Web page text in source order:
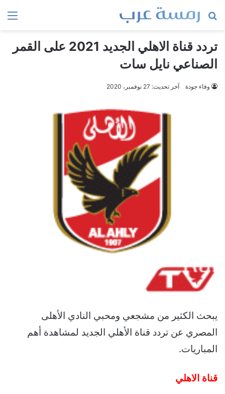
بحث
تردد قناة الاهلي الجديد 2021 على القمر
الصناعي نايل سات
وفاء جودة آخر تحديث: 27 نوفمبر، 2020
يبحث الكثير من مشجعي ومحبي النادي الأهلى
المصري عن تردد قناة الأهلي الجديد لمشاهدة أهم
المباريات.
قناة الاهلي